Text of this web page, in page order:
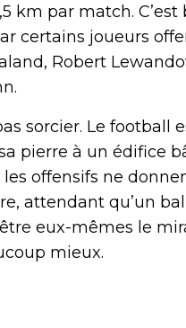
km par match.
certains joueurs
Robert
sorcier. Le
pierre à un édifice
offensifs ne
attendant qu’un
eux-mêmes le
mieux.